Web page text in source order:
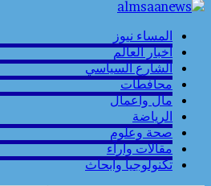
المساء نيوز
أخبار العالم
الشارع السياسي
محافطات
مال واعمال
الرياضة
صحة وعلوم
مقالات وارآء
تكنولوجيا وابحاث